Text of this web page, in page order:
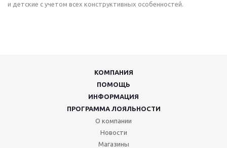
и детские с учетом всех конструктивных особенностей.
КОМПАНИЯ
ПОМОЩЬ
ИНФОРМАЦИЯ
ПРОГРАММА ЛОЯЛЬНОСТИ
О компании
Новости
Магазины